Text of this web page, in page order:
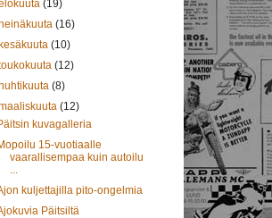
(19)
heinäkuuta(16)
kesäkuuta(10)
(12)
huhtikuuta(8)
(12)
kuvagalleria
15-vuotiaalle
vaarallisempaa kuin autoilu
...
kuljettajilla pito-ongelmia
Päitsiltä